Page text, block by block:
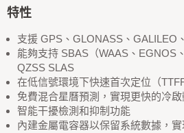
特性
支援 GPS、GLONASS、GALILEO
能夠支持 SBAS（WAAS、EGNOS
QZSS SLAS
在低信號環境下快速首次定位（TTFF
免費混合星曆預測，實現更快的冷啟
智能干擾檢測和抑制功能
內建金屬電容器以保留系統數據，